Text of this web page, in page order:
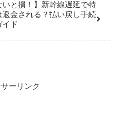
いと損！】新幹線遅延で特
返金される？払い戻し手続
イド
ーリンク